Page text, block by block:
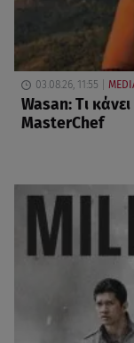
03.08.26, 11:55
Wasan: Tι
MasterChef